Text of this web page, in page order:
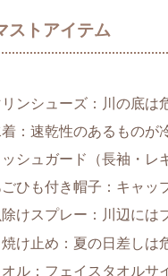
ストアイテム
ンシューズ：川の底は
着：速乾性のあるものが
ッシュガード（長袖・レ
ごひも付き帽子：キャッ
除けスプレー：川辺には
焼け止め：夏の日差しは
オル：フェイスタオルサ